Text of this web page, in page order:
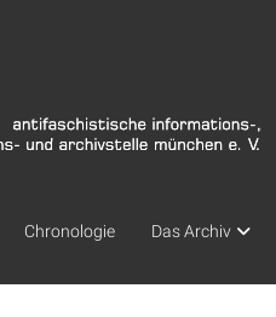
Chronologie Das Archiv